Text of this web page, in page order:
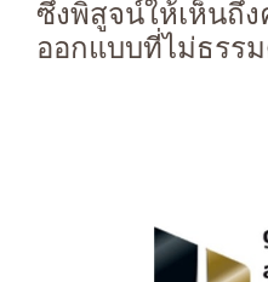
ซึ่งพิสูจน์ให้เห็นถึ
ออกแบบที่ไม่ธรร